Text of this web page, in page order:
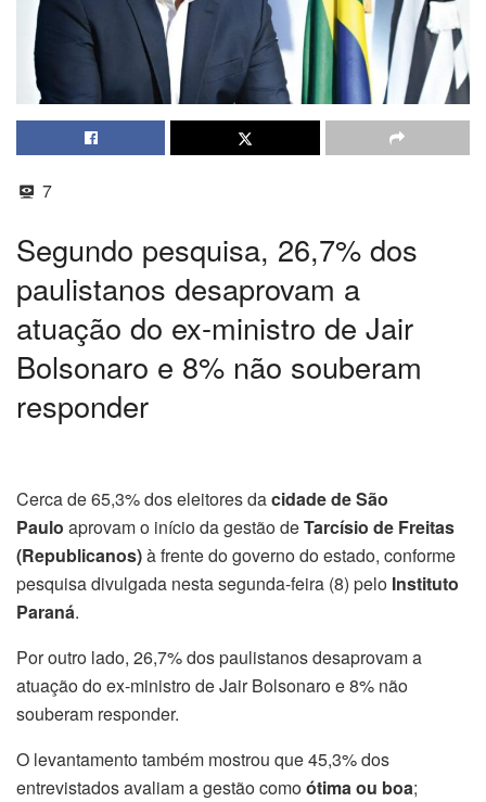
7
Segundo pesquisa, 26,7% dos
paulistanos desaprovam a
atuação do ex-ministro de Jair
Bolsonaro e 8% não souberam
responder
Cerca de 65,3% dos eleitores dacidade de São
Paulo aprovam o início da gestão deTarcísio de Freitas
(Republicanos)à frente do governo do estado, conforme
pesquisa divulgada nesta segunda-feira (8) pelo Instituto
Paraná.
Por outro lado, 26,7% dos paulistanos desaprovam a
atuação do ex-ministro de Jair Bolsonaro e 8% não
souberam responder.
O levantamento também mostrou que 45,3% dos
entrevistados avaliam a gestão comoótima ou boa;